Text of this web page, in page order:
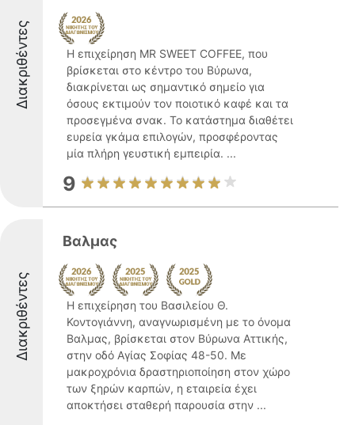
Διακριθέντες
Η επιχείρηση MR SWEET COFFEE, που
βρίσκεται στο κέντρο του Βύρωνα,
διακρίνεται ως σημαντικό σημείο για
όσους εκτιμούν τον ποιοτικό καφέ και τα
προσεγμένα σνακ. Το κατάστημα διαθέτει
ευρεία γκάμα επιλογών, προσφέροντας
μία πλήρη γευστική εμπειρία. ...
9
Διακριθέντες
Βαλμας
Η επιχείρηση του Βασιλείου Θ.
Κοντογιάννη, αναγνωρισμένη με το όνομα
Βαλμας, βρίσκεται στον Βύρωνα Αττικής,
στην οδό Αγίας Σοφίας 48-50. Με
μακροχρόνια δραστηριοποίηση στον χώρο
των ξηρών καρπών, η εταιρεία έχει
αποκτήσει σταθερή παρουσία στην ...